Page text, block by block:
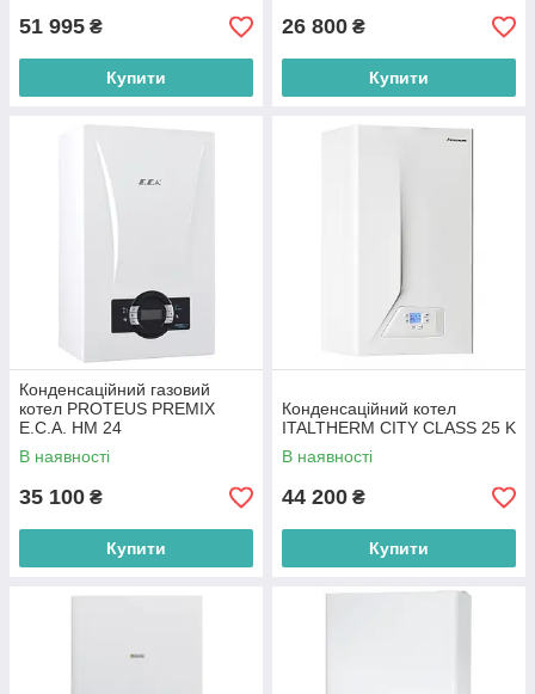
51 995 ₴
Купити
26 800 ₴
Купити
Конденсаційний газовий
котел PROTEUS PREMIX
E.C.A. HM 24
В наявності
35 100 ₴
Купити
Конденсаційний котел
ITALTHERM CITY CLASS 25 K
В наявності
44 200 ₴
Купити